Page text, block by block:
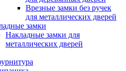
Врезные замки без ручек
для металлических дверей
замки
Накладные замки для
металлических дверей